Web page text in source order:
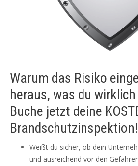
Warum das Risiko
heraus, was du
Buche jetzt deine
Brandschutzinspektion!
Weißt du sicher, ob dein
und ausreichend vor den